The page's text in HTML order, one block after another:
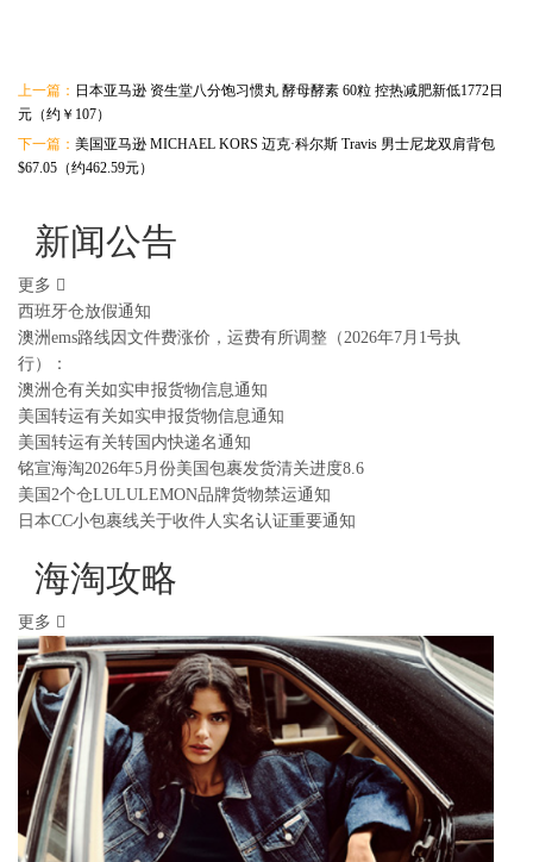
上一篇： 日本亚马逊 资生堂八分饱习惯丸 酵母酵素 60粒 控热减肥新低1772日
元（约￥107）
下一篇： 美国亚马逊 MICHAEL KORS 迈克·科尔斯 Travis 男士尼龙双肩背包
$67.05（约462.59元）
新闻公告
更多
西班牙仓放假通知
澳洲ems路线因文件费涨价，运费有所调整（2026年7月1号执
行）：
澳洲仓有关如实申报货物信息通知
美国转运有关如实申报货物信息通知
美国转运有关转国内快递名通知
铭宣海淘2026年5月份美国包裹发货清关进度8.6
美国2个仓LULULEMON品牌货物禁运通知
日本CC小包裹线关于收件人实名认证重要通知
海淘攻略
更多